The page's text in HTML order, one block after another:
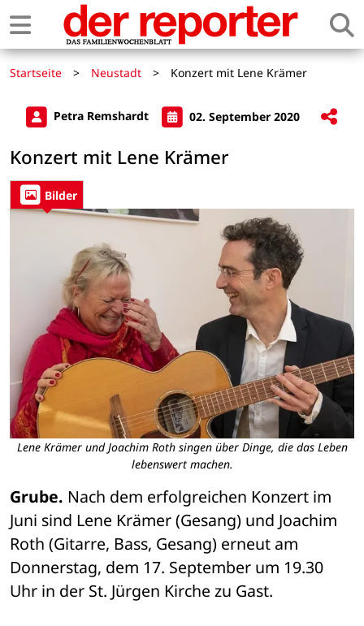
Startseite > Neustadt > Konzert mit Lene Krämer
Petra Remshardt 02. September 2020
Konzert mit Lene Krämer
Bilder
Lene Krämer und Joachim Roth singen über Dinge, die das Leben
lebenswert machen.
Grube. Nach dem erfolgreichen Konzert im
Juni sind Lene Krämer (Gesang) und Joachim
Roth (Gitarre, Bass, Gesang) erneut am
Donnerstag, dem 17. September um 19.30
Uhr in der St. Jürgen Kirche zu Gast.